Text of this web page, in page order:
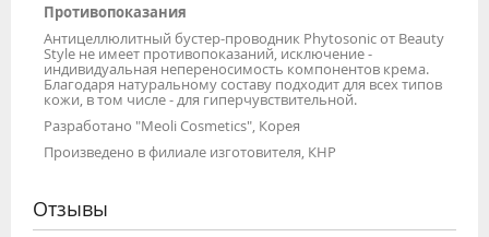
Противопоказания
Антицеллюлитный бустер-проводник Phytosonic от Beauty
Style не имеет противопоказаний, исключение -
индивидуальная непереносимость компонентов крема.
Благодаря натуральному составу подходит для всех типов
кожи, в том числе - для гиперчувствительной.
Разработано "Meoli Cosmetics", Корея
Произведено в филиале изготовителя, КНР
Отзывы